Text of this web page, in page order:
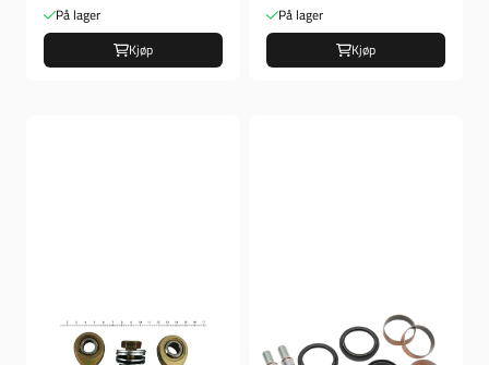
På lager
Kjøp
På lager
Kjøp